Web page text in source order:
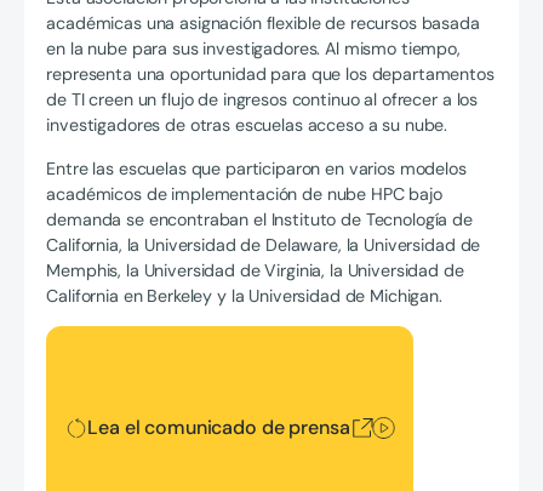
académicas una asignación flexible de recursos basada
en la nube para sus investigadores. Al mismo tiempo,
representa una oportunidad para que los departamentos
de TI creen un flujo de ingresos continuo al ofrecer a los
investigadores de otras escuelas acceso a su nube.
Entre las escuelas que participaron en varios modelos
académicos de implementación de nube HPC bajo
demanda se encontraban el Instituto de Tecnología de
California, la Universidad de Delaware, la Universidad de
Memphis, la Universidad de Virginia, la Universidad de
California en Berkeley y la Universidad de Michigan.
Lea el comunicado de prensa
Lea el comunicado de prensa